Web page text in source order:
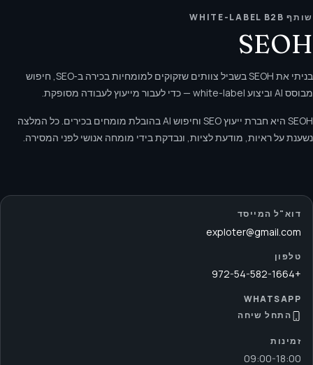
שותף WHITE-LABEL B2B
SEOH
בניתי את SEOH בשביל צוותים שזקוקים למומחיות בכירה ב‑SEO, חיפוש
מבוסס AI וביצוע white-label — כדי לעבור מייעוץ לעבודה מסופקת.
SEOH היא חברת ייעוץ SEO וחיפוש AI בהובלת מומחים בכירים. כל המלצה
נשענת על ראיות, מודעת לציות, ונבדקת בידי מומחה אנושי לפני המסירה.
דוא"ל המייסד
exploter@gmail.com
טלפון
+972-54-582-1664
WHATSAPP
התחל שיחה
זמינות
09:00-18:00